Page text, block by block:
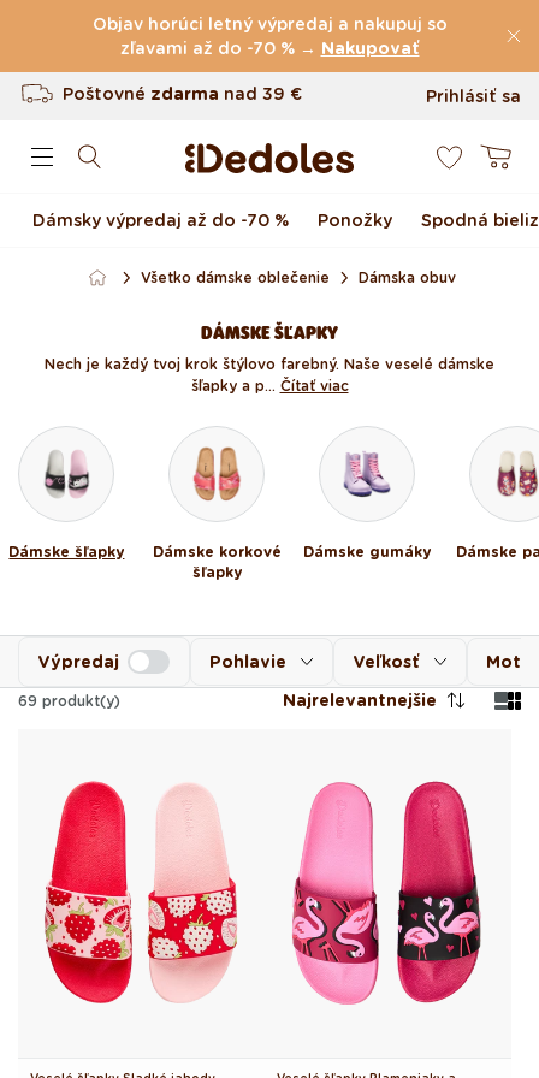
Preskočiť na obsah
Objav horúci letný výpredaj a nakupuj so
zľavami až do -70 % → Nakupovať
Poštovnézdarma nad39 €
Vrátenie tovaru až do 100 dní
Originálny dizajn navrhnutý u nás
Prihlásiť sa
Košík
Dámsky výpredaj až do -70 % Ponožky Spodná
Všetko dámske oblečenie Dámska obuv
DÁMSKE ŠĽAPKY
Nech je každý tvoj krok štýlovo farebný. Naše veselé dámske
šľapky a p... Čítať viac
Dámske šľapky
Dámske korkové
šľapky
Dámske gumáky Dámske
Pohlavie Veľkosť Motív
Výpredaj
69 produkt(y) Najrelevantnejšie